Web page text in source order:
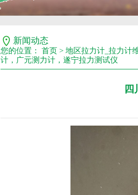
新闻动态
您的位置： 首页 > 地区拉力计_拉力计
计，广元测力计，遂宁拉力测试仪
四